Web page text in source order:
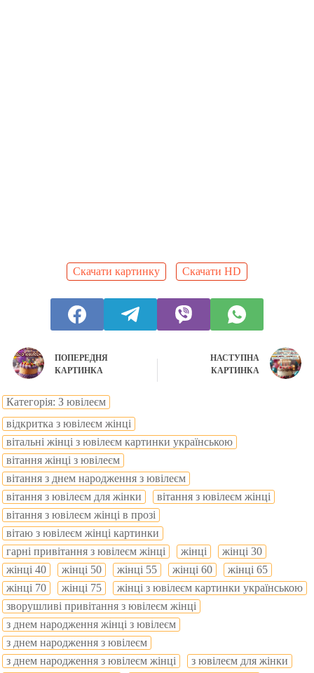
Скачати картинку Скачати HD
ПОПЕРЕДНЯ
КАРТИНКА
НАСТУПНА
КАРТИНКА
Категорія: З ювілеєм
відкритка з ювілеєм жінці
вітальні жінці з ювілеєм картинки українською
вітання жінці з ювілеєм
вітання з днем народження з ювілеєм
вітання з ювілеєм для жінки
вітання з ювілеєм жінці
вітання з ювілеєм жінці в прозі
вітаю з ювілеєм жінці картинки
гарні привітання з ювілеєм жінці
жінці
жінці 30
жінці 40
жінці 50 жінці 55 жінці 60
жінці 65
жінці 70
жінці 75
жінці з ювілеєм картинки українською
зворушливі привітання з ювілеєм жінці
з днем народження жінці з ювілеєм
з днем народження з ювілеєм
з днем народження з ювілеєм жінці
з ювілеєм для жінки